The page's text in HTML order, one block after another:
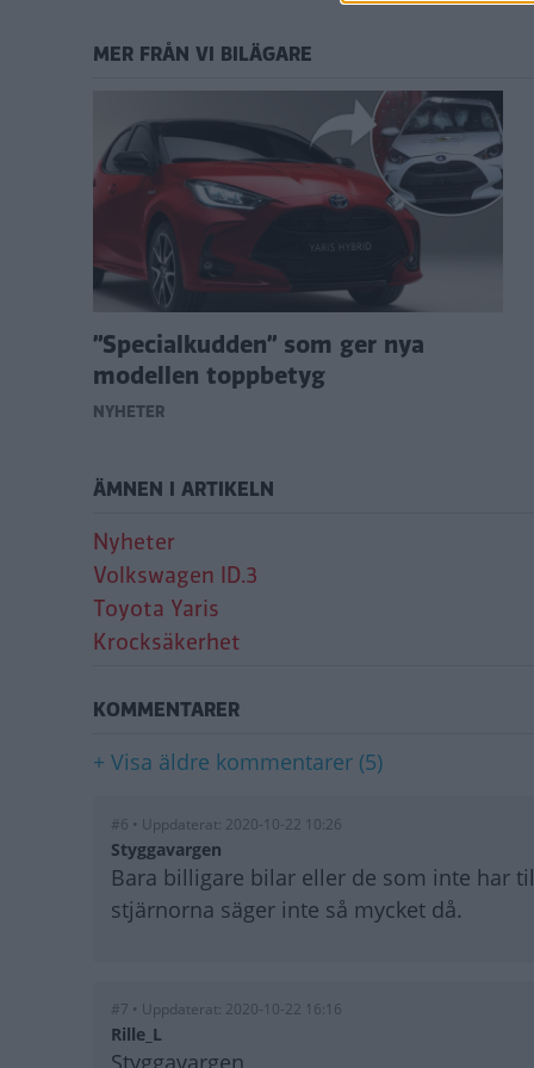
MER FRÅN VI BILÄGARE
”Specialkudden” som ger nya
modellen toppbetyg
NYHETER
ÄMNEN I ARTIKELN
Nyheter
Volkswagen ID.3
Toyota Yaris
Krocksäkerhet
KOMMENTARER
+ Visa äldre kommentarer (5)
#6 • Uppdaterat: 2020-10-22 10:26
Styggavargen
Bara billigare bilar eller de som inte har
stjärnorna säger inte så mycket då.
#7 • Uppdaterat: 2020-10-22 16:16
Rille_L
Styggavargen